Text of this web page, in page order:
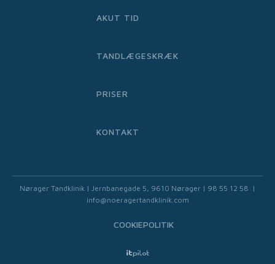
AKUT TID
TANDLÆGESKRÆK
PRISER
KONTAKT
Nørager Tandklinik | Jernbanegade 5, 9610 Nørager | 98 55 12 58 |
info@noeragertandklinik.com
COOKIEPOLITIK